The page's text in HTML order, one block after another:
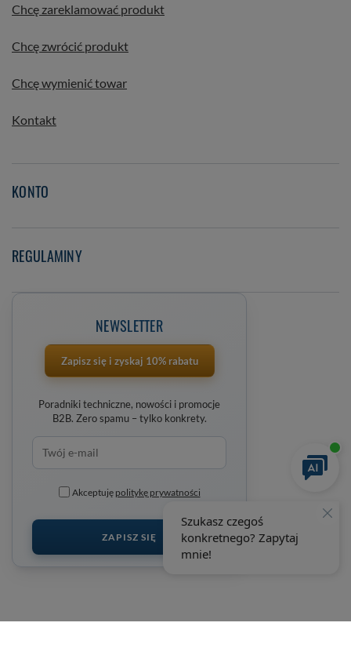
Chcę zareklamować produkt
Chcę zwrócić produkt
Chcę wymienić towar
Kontakt
KONTO
REGULAMINY
NEWSLETTER
Zapisz się i zyskaj 10% rabatu
Poradniki techniczne, nowości i promocje
B2B. Zero spamu – tylko konkrety.
Akceptuję politykę prywatności
ZAPISZ SIĘ